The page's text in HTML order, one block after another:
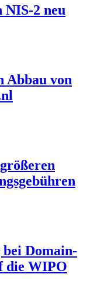
NIS-2 neu
Abbau von
Domain-
die WIPO